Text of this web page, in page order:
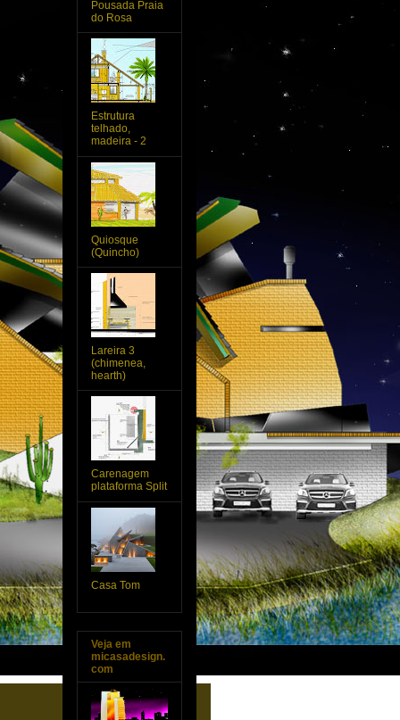
Pousada Praia
do Rosa
Estrutura
telhado,
madeira - 2
Quiosque
(Quincho)
Lareira 3
(chimenea,
hearth)
Carenagem
plataforma Split
Casa Tom
Veja em
micasadesign.
com